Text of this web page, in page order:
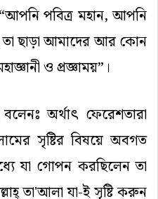
পবিত্র মহান, আপনি
তা ছাড়া আমাদের আর কোন
ও প্রজ্ঞাময়”।
অর্থাৎ ফেরেশতারা
সৃষ্টির বিষয়ে অবগত
যা গোপন করছিলেন তা
তা'আলা যা-ই সৃষ্টি করুন